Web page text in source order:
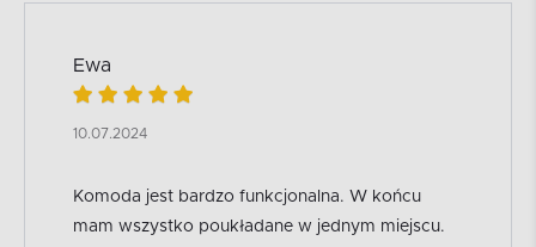
Ewa
10.07.2024
Komoda jest bardzo funkcjonalna. W końcu
mam wszystko poukładane w jednym miejscu.